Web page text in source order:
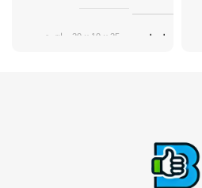
ابعاد 25 × 10 × 20 سانتیمتر